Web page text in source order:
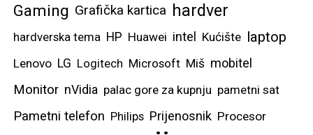
Gaming Grafička kartica hardver
hardverska tema HP Huawei intel Kućište laptop
Lenovo LG Logitech Microsoft Miš mobitel
Monitor nVidia palac gore za kupnju pametni sat
Pametni telefon Philips Prijenosnik Procesor